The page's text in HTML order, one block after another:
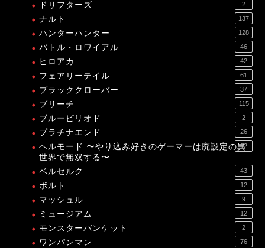
ドリフターズ 2
ナルト 137
ハンターハンター 128
バトル・ロワイアル 46
ヒロアカ 42
フェアリーテイル 61
ブラッククローバー 37
ブリーチ 115
ブルーピリオド 2
プラチナエンド 26
ヘルモード 〜やり込み好きのゲーマーは廃設定の異
世界で無双する〜
12
ベルセルク 43
ボルト 12
マッシュル 9
ミュージアム 12
モンスターバンケット 2
ワンパンマン 76